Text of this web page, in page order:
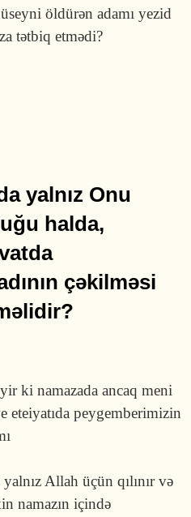
öldürən adamı yezid
tətbiq etmədi?
yalnız Onu
halda,
ki namazada ancaq meni
eteiyatıda peygemberimizin
Allah üçün qılınır və
namazın içində